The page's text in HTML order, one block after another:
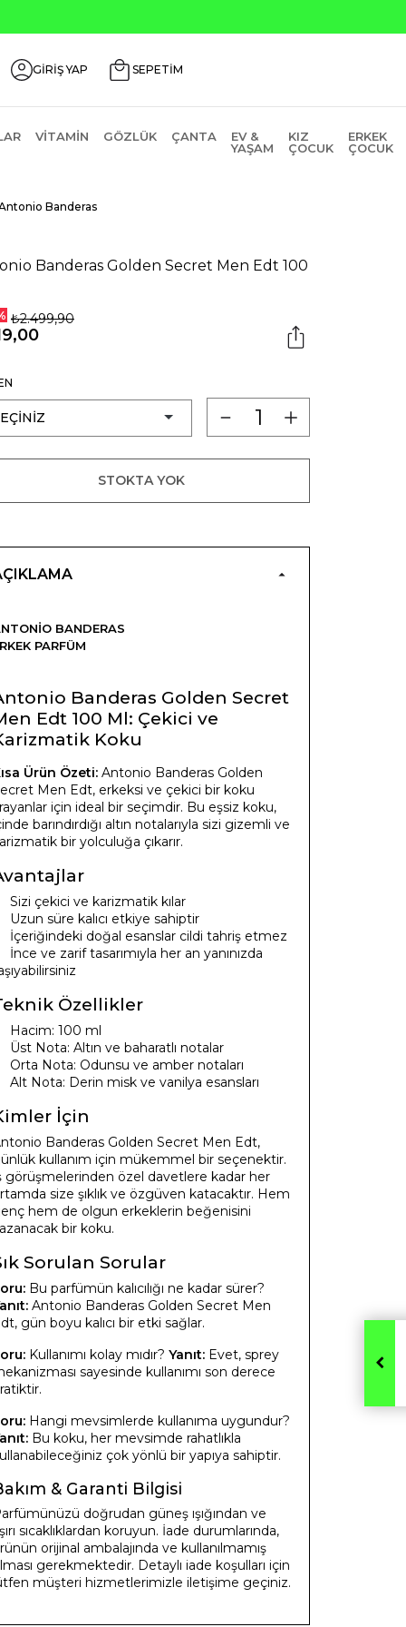
GİRİŞ YAP SEPETİM
VITAMIN GÖZLÜK ÇANTA
EV &
YAŞAM
KIZ
ÇOCUK
ERKEK
ÇOCUK
Banderas
Banderas Golden Secret Men Edt 100
₺2.499,90
STOKTA YOK
BANDERAS
PARFÜM
Banderas Golden Secret
Edt 100 Ml: Çekici ve
Koku
Ürün Özeti: Antonio Banderas Golden
Men Edt, erkeksi ve çekici bir koku
için ideal bir seçimdir. Bu eşsiz koku,
barındırdığı altın notalarıyla sizi gizemli ve
bir yolculuğa çıkarır.
Sizi çekici ve karizmatik kılar
Uzun süre kalıcı etkiye sahiptir
İçeriğindeki doğal esanslar cildi tahriş etmez
İnce ve zarif tasarımıyla her an yanınızda
Özellikler
Hacim: 100 ml
Üst Nota: Altın ve baharatlı notalar
Orta Nota: Odunsu ve amber notaları
Alt Nota: Derin misk ve vanilya esansları
İçin
Banderas Golden Secret Men Edt,
kullanım için mükemmel bir seçenektir.
görüşmelerinden özel davetlere kadar her
size şıklık ve özgüven katacaktır. Hem
hem de olgun erkeklerin beğenisini
bir koku.
Sorulan Sorular
Bu parfümün kalıcılığı ne kadar sürer?
Antonio Banderas Golden Secret Men
gün boyu kalıcı bir etki sağlar.
Kullanımı kolay mıdır? Yanıt: Evet, sprey
sayesinde kullanımı son derece
Hangi mevsimlerde kullanıma uygundur?
Bu koku, her mevsimde rahatlıkla
çok yönlü bir yapıya sahiptir.
& Garanti Bilgisi
doğrudan güneş ışığından ve
sıcaklıklardan koruyun. İade durumlarında,
orijinal ambalajında ve kullanılmamış
gerekmektedir. Detaylı iade koşulları için
müşteri hizmetlerimizle iletişime geçiniz.